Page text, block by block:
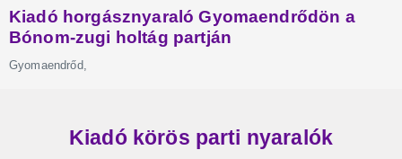
Kiadó körös parti nyaralók